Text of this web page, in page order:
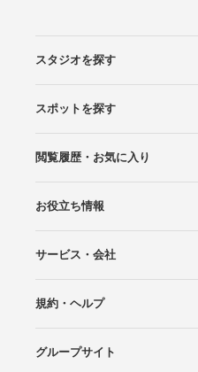
スタジオを探す
エリアから探す
こだわりから探す
NEW PHOTO STYLE
プランから探す
フォトタイプ診断
フォトグラファーから探す
国内リゾートから探す
スポットを探す
ロケーションから探す
スタジオから探す
閲覧履歴・お気に入り
閲覧スタジオ
お気に入り
お役立ち情報
Wedding Photo マガジン
はじめてガイド
サービス・会社
Photoraitとは
スタジオの掲載について
お問い合わせ
運営会社
サイトマップ
規約・ヘルプ
プライバシーポリシー
利用規約
ヘルプ
グループサイト